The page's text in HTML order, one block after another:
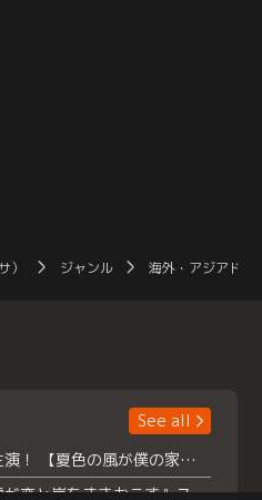
） ジャンル 海外・アジアドラ
See all
浮所飛貴主演！ 【夏色の風が僕の家にやってきた】 本日よりテラサで独占配信スタート！
『夏色の雲が恋と嵐をまきおこす』スペシャルメイキング 【Part1】2026年７月18日（土）23時30分～配信スタート！話題のシーンの裏側を大公開！豪華キャスト大集合！ 『武宮家 真夏の家族会議』開催！